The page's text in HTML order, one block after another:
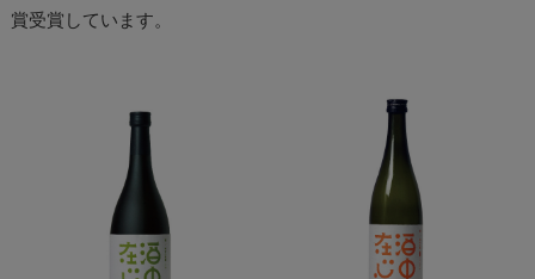
賞受賞しています。